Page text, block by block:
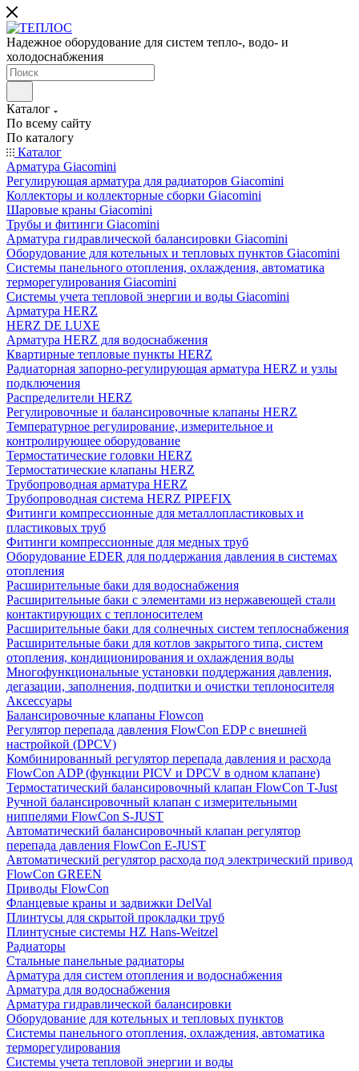
Надежное оборудование для систем тепло-, водо- и
холодоснабжения
Каталог
По всему сайту
По каталогу
Каталог
Арматура Giacomini
Регулирующая арматура для радиаторов Giacomini
Коллекторы и коллекторные сборки Giacomini
Шаровые краны Giacomini
Трубы и фитинги Giacomini
Арматура гидравлической балансировки Giacomini
Оборудование для котельных и тепловых пунктов Giacomini
Системы панельного отопления, охлаждения, автоматика
терморегулирования Giacomini
Системы учета тепловой энергии и воды Giacomini
Арматура HERZ
HERZ DE LUXE
Арматура HERZ для водоснабжения
Квартирные тепловые пункты HERZ
Радиаторная запорно-регулирующая арматура HERZ и узлы
подключения
Распределители HERZ
Регулировочные и балансировочные клапаны HERZ
Температурное регулирование, измерительное и
контролирующее оборудование
Термостатические головки HERZ
Термостатические клапаны HERZ
Трубопроводная арматура HERZ
Трубопроводная система HERZ PIPEFIX
Фитинги компрессионные для металлопластиковых и
пластиковых труб
Фитинги компрессионные для медных труб
Оборудование EDER для поддержания давления в системах
отопления
Расширительные баки для водоснабжения
Расширительные баки с элементами из нержавеющей стали
контактирующих с теплоносителем
Расширительные баки для солнечных систем теплоснабжения
Расширительные баки для котлов закрытого типа, систем
отопления, кондиционирования и охлаждения воды
Многофункциональные установки поддержания давления,
дегазации, заполнения, подпитки и очистки теплоносителя
Аксессуары
Балансировочные клапаны Flowcon
Регулятор перепада давления FlowСon EDP с внешней
настройкой (DPCV)
Комбинированный регулятор перепада давления и расхода
FlowСon ADP (функции PICV и DPCV в одном клапане)
Термостатический балансировочный клапан FlowСon T-Just
Ручной балансировочный клапан с измерительными
ниппелями FlowСon S-JUST
Автоматический балансировочный клапан регулятор
перепада давления FlowСon E-JUST
Автоматический регулятор расхода под электрический привод
FlowСon GREEN
Приводы FlowCon
Фланцевые краны и задвижки DelVal
Плинтусы для скрытой прокладки труб
Плинтусные системы HZ Hans-Weitzel
Радиаторы
Стальные панельные радиаторы
Арматура для систем отопления и водоснабжения
Арматура для водоснабжения
Арматура гидравлической балансировки
Оборудование для котельных и тепловых пунктов
Системы панельного отопления, охлаждения, автоматика
терморегулирования
Системы учета тепловой энергии и воды